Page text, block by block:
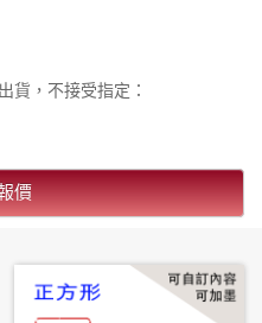
貨，不接受指定：
價